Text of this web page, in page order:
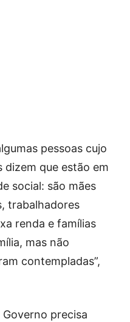
pessoas cujo
dizem que estão em
social: são mães
trabalhadores
renda e famílias
mas não
contempladas”,
precisa